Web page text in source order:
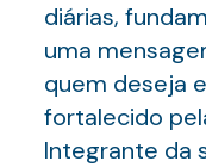
diárias,
uma
quem deseja
fortalecido
Integrante da